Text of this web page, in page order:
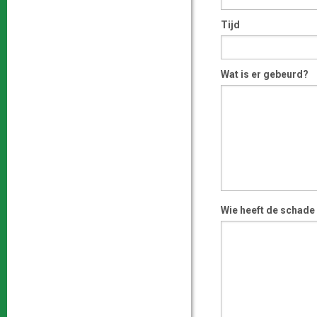
Tijd
Wat is er gebeurd?
Wie heeft de